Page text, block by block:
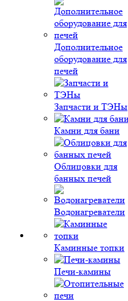
Дополнительное
оборудование для
печей
Запчасти и ТЭНы
Камни для бани
Облицовки для
банных печей
Водонагреватели
Каминные топки
Печи-камины